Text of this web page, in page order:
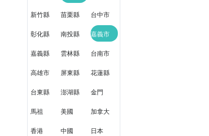
新竹縣 苗栗縣 台中市
彰化縣 南投縣 嘉義市
嘉義縣 雲林縣 台南市
高雄市 屏東縣 花蓮縣
台東縣 澎湖縣 金門
馬祖 美國 加拿大
香港 中國 日本